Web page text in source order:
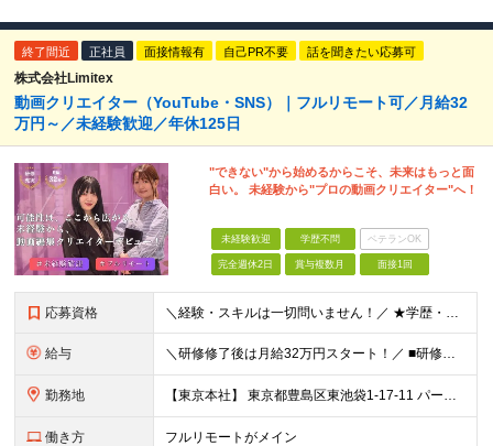
終了間近 正社員 面接情報有 自己PR不要 話を聞きたい応募可
株式会社Limitex
動画クリエイター（YouTube・SNS）｜フルリモート可／月給32
万円～／未経験歓迎／年休125日
"できない"から始めるからこそ、未来はもっと面
白い。 未経験から"プロの動画クリエイター"へ！
未経験歓迎 学歴不問 ベテランOK
完全週休2日 賞与複数月 面接1回
応募資格 ＼経験・スキルは一切問いません！／ ★学歴・職歴不問 ★未経験・第二新卒歓迎！ ★正社員デビューも応援します！
給与 ＼研修修了後は月給32万円スタート！／ ■研修修了後 月給32万円＋賞与＋インセンティブ賞与 ※残業代は別途支給 ▽研修期間（6カ月）▽ 【経験者】 （営業・接客・マーケティングなどの経験をお持
勤務地 【東京本社】 東京都豊島区東池袋1-17-11 パークハイツ池袋
働き方 フルリモートがメイン